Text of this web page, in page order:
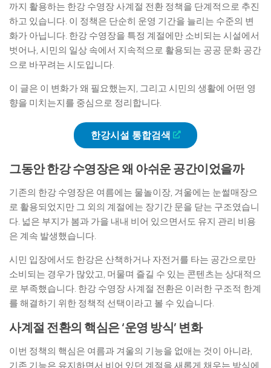
까지 활용하는 한강 수영장 사계절 전환 정책을 단계적으로 추진
하고 있습니다. 이 정책은 단순히 운영 기간을 늘리는 수준의 변
화가 아닙니다. 한강 수영장을 특정 계절에만 소비되는 시설에서
벗어나, 시민의 일상 속에서 지속적으로 활용되는 공공 문화 공간
으로 바꾸려는 시도입니다.
이 글은 이 변화가 왜 필요했는지, 그리고 시민의 생활에 어떤 영
향을 미치는지를 중심으로 정리합니다.
한강시설 통합검색
그동안 한강 수영장은 왜 아쉬운 공간이었을까
기존의 한강 수영장은 여름에는 물놀이장, 겨울에는 눈썰매장으
로 활용되었지만 그 외의 계절에는 장기간 문을 닫는 구조였습니
다. 넓은 부지가 봄과 가을 내내 비어 있으면서도 유지 관리 비용
은 계속 발생했습니다.
시민 입장에서도 한강은 산책하거나 자전거를 타는 공간으로만
소비되는 경우가 많았고, 머물며 즐길 수 있는 콘텐츠는 상대적으
로 부족했습니다. 한강 수영장 사계절 전환은 이러한 구조적 한계
를 해결하기 위한 정책적 선택이라고 볼 수 있습니다.
사계절 전환의 핵심은 ‘운영 방식’ 변화
이번 정책의 핵심은 여름과 겨울의 기능을 없애는 것이 아니라,
기존 기능은 유지하면서 비어 있던 계절을 새롭게 채우는 방식에